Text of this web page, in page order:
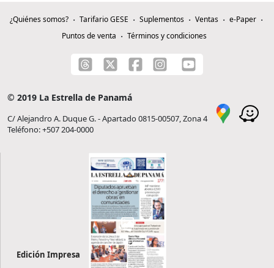
¿Quiénes somos? Tarifario GESE Suplementos Ventas
e-Paper
Puntos de venta
Términos y condiciones
© 2019 La Estrella de Panamá
C/ Alejandro A. Duque G. - Apartado 0815-00507, Zona 4
Teléfono: +507 204-0000
Edición Impresa